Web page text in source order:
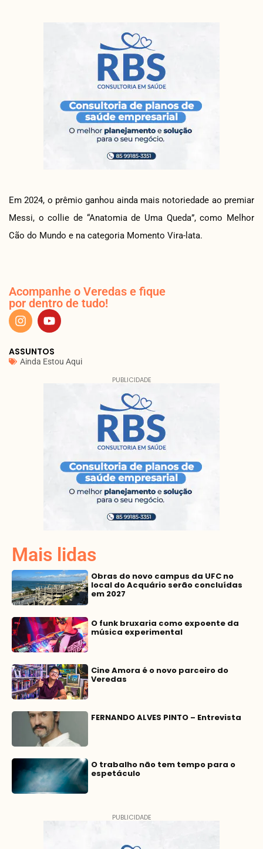
Em 2024, o prêmio ganhou ainda mais notoriedade ao premiar
Messi, o collie de “Anatomia de Uma Queda”, como Melhor
Cão do Mundo e na categoria Momento Vira-lata.
Acompanhe o Veredas e fique
por dentro de tudo!
ASSUNTOS
Ainda Estou Aqui
PUBLICIDADE
Mais lidas
Obras do novo campus da UFC no
local do Acquário serão concluídas
em 2027
O funk bruxaria como expoente da
música experimental
Cine Amora é o novo parceiro do
Veredas
FERNANDO ALVES PINTO – Entrevista
O trabalho não tem tempo para o
espetáculo
PUBLICIDADE